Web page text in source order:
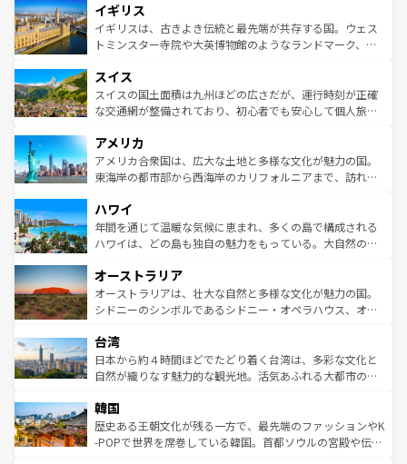
いる。シャンパンの発祥地であるランス、プロヴァンスの
香り高いラベンダー畑など、多彩な楽しみ方が可能だ。さ
らに、パリ以外の地域にも魅力が溢れており、どの街角に
れる地方に足を運ぶとそれぞれで全く異なる文化を体験で
きるだろう。 なお、新着のフランス情報はコンテンツ一覧
を参照してほしい。
顔を持つこの国は、どこを歩いても飽きることがない。ベ
ルリンの文化的活気、バイエルン州のアルプスの絶景、そ
してライン川沿いのワイン畑といった風景は必見。ビール
は、お酒好きな人にはぜひ体験してほしい。 なお、新着の
ドイツ情報はコンテンツ一覧を参照してほしい。
イギリス
イギリスは、古きよき伝統と最先端が共存する国。ウェス
トミンスター寺院や大英博物館のようなランドマーク、歴
リアごとに異なる魅力がある。また、優雅なアフタヌーン
ティー、ビール好きにはたまらない英国パブ、サッカー観
戦など、本場だからこそできる体験も豊富。イギリスを旅
ンツ一覧を参照してほしい。
スイス
スイスの国土面積は九州ほどの広さだが、運行時刻が正確
な交通網が整備されており、初心者でも安心して個人旅行
の建物がそのまま残る町や、スイスならではのユニークな
博物館もあり、アルプス観光だけでなく町歩きも満喫する
ことができる。国民の所得が高いため物価も高いが、旅行
ば市内交通費無料で観光を楽しむこともできる。 なお、新
着のスイス情報はコンテンツ一覧 を参照してほしい。
アメリカ
アメリカ合衆国は、広大な土地と多様な文化が魅力の国。
東海岸の都市部から西海岸のカリフォルニアまで、訪れる
のような巨大都市は、観光、ショッピング、エンターテイ
ンメントが詰まった刺激的なスポットだ。一方、アメリカ
西部には大自然が広がり、グランドキャニオンやイエロー
部のニューオーリンズでは、音楽と美食が融合した独特の
文化が魅力。旅行者はアメリカの各地域で異なる魅力を楽
しみながら、その多様性と豊かな歴史を感じることができ
ならではの贅沢な旅のスタイルだ。 なお、新着のアメリカ
情報はコンテンツ一覧を参照してほしい。
ハワイ
年間を通じて温暖な気候に恵まれ、多くの島で構成される
ハワイは、どの島も独自の魅力をもっている。大自然の神
ワイ島は見逃せない。また、定番の観光地といえばオアフ
島だが、静かな自然を求めるならマウイ島やカウアイ島が
おすすめ。エメラルドグリーンに輝く海をはじめ、豊かな
れるおもてなしの心で訪れる人々を迎えてくれるハワイの
人々、おいしいローカルフードやハワイアンミュージッ
ク、伝統的なフラダンスなど、すべてがハワイの魅力を彩
ワイを、存分に味わってほしい。 なお、新着のハワイ情報
はコンテンツ一覧を参照してほしい。
オーストラリア
オーストラリアは、壮大な自然と多様な文化が魅力の国。
シドニーのシンボルであるシドニー・オペラハウス、オー
リアリーフや大陸中央部にそびえるウルル（エアーズロッ
ク）、タスマニアの美しい原生林やケアンズの熱帯雨林な
ど、見どころがたくさん。また、カフェやワイン、オージ
いる。アクティビティも充実しており、サーフィンやダイ
ビング、ハイキングなど、アウトドア好きにはたまらな
い。オーストラリアの多彩な魅力を存分に味わいつくそ
台湾
日本から約４時間ほどでたどり着く台湾は、多彩な文化と
自然が織りなす魅力的な観光地。活気あふれる大都市の台
ン）、静ひつな山岳地帯である台湾東部など、都市の喧騒
と山間の静けさが共存しており、訪れる人に新しい発見と
驚きをもたらしてくれる。また、奥深い台湾の食文化も魅
韓国
歴史ある王朝文化が残る一方で、最先端のファッションやK
-POPで世界を席巻している韓国。首都ソウルの宮殿や伝統